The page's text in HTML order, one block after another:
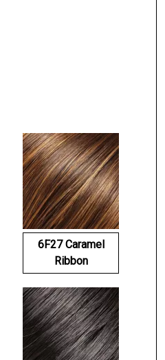
6F27 Caramel
Ribbon